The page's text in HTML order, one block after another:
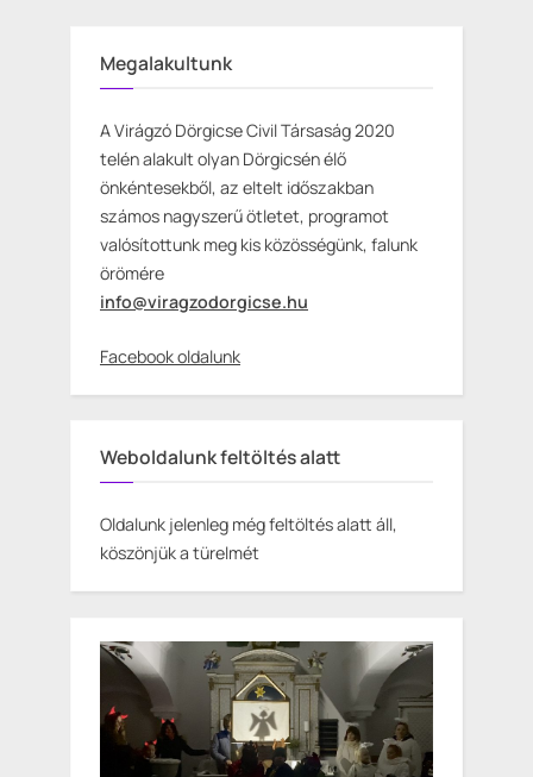
Megalakultunk
A Virágzó Dörgicse Civil Társaság 2020
telén alakult olyan Dörgicsén élő
önkéntesekből, az eltelt időszakban
számos nagyszerű ötletet, programot
valósítottunk meg kis közösségünk, falunk
örömére
info@viragzodorgicse.hu
Facebook oldalunk
Weboldalunk feltöltés alatt
Oldalunk jelenleg még feltöltés alatt áll,
köszönjük a türelmét